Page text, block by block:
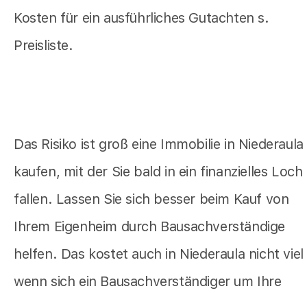
Kosten für ein ausführliches Gutachten s.
Preisliste.
Das Risiko ist groß eine Immobilie in Niederaula
kaufen, mit der Sie bald in ein finanzielles Loch
fallen. Lassen Sie sich besser beim Kauf von
Ihrem Eigenheim durch Bausachverständige
helfen. Das kostet auch in Niederaula nicht viel
wenn sich ein Bausachverständiger um Ihre